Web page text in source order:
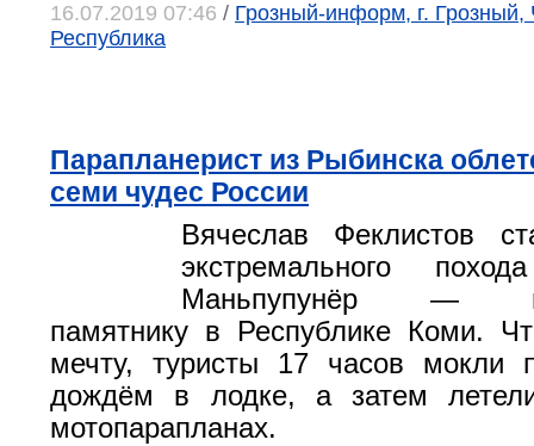
16.07.2019 07:46 / Грозный-информ, г. Грозный,
Республика
Парапланерист из Рыбинска
семи чудес России
Вячеслав Феклистов
экстремального
Маньпупунёр —
памятнику в Республике Коми.
мечту, туристы 17 часов мокли
дождём в лодке, а затем
мотопарапланах.